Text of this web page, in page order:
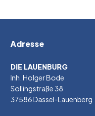
Adresse
DIE LAUENBURG
Inh. Holger Bode
Sollingstraße 38
37586 Dassel-Lauenberg